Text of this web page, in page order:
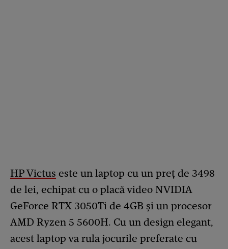
HP Victus este un laptop cu un preț de 3498
de lei, echipat cu o placă video NVIDIA
GeForce RTX 3050Ti de 4GB și un procesor
AMD Ryzen 5 5600H. Cu un design elegant,
acest laptop va rula jocurile preferate cu